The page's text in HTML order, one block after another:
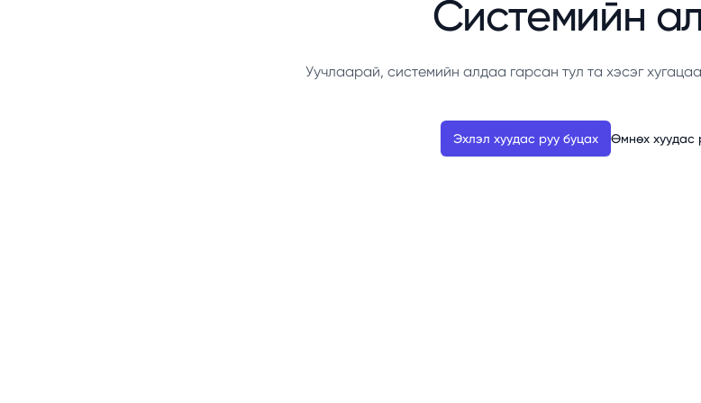
Системийн
Уучлаарай, системийн алдаа гарсан тул та хэсэг
Эхлэл хуудас руу буцах Өмнөх хуудас